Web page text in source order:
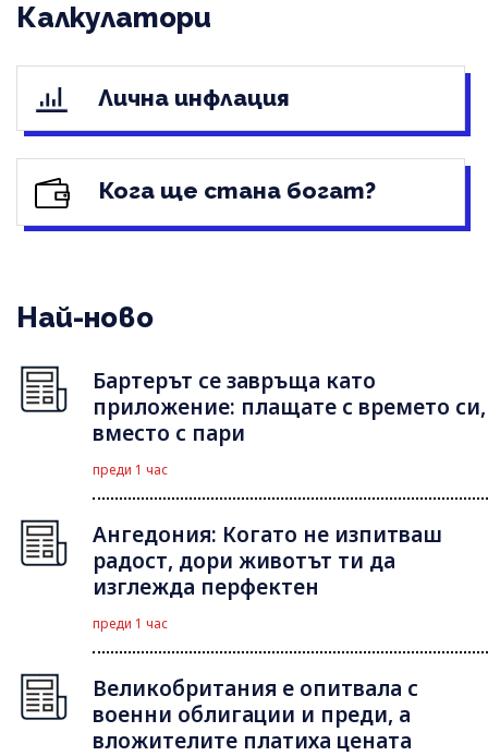
Калкулатори
Лична инфлация
Кога ще стана богат?
Най-ново
Бартерът се завръща като
приложение: плащате с времето си,
вместо с пари
преди 1 час
Ангедония: Когато не изпитваш
радост, дори животът ти да
изглежда перфектен
преди 1 час
Великобритания е опитвала с
военни облигации и преди, а
вложителите платиха цената